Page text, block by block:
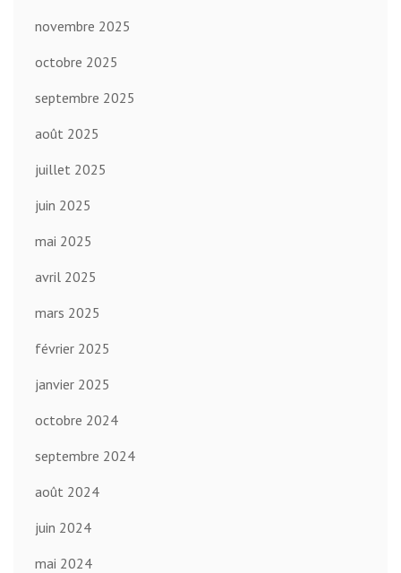
novembre 2025
octobre 2025
septembre 2025
août 2025
juillet 2025
juin 2025
mai 2025
avril 2025
mars 2025
février 2025
janvier 2025
octobre 2024
septembre 2024
août 2024
juin 2024
mai 2024